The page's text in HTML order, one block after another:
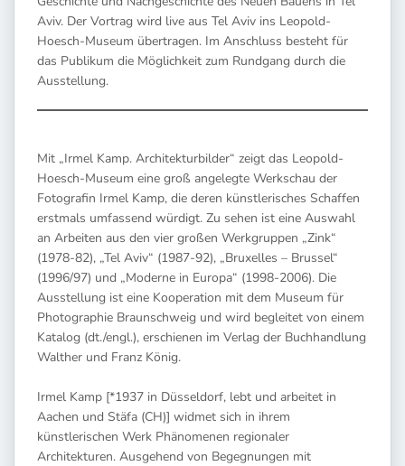
Aviv. Der Vortrag wird live aus Tel Aviv ins Leopold-
Hoesch-Museum übertragen. Im Anschluss besteht für
das Publikum die Möglichkeit zum Rundgang durch die
Ausstellung.
Mit „Irmel Kamp. Architekturbilder“ zeigt das Leopold-
Hoesch-Museum eine groß angelegte Werkschau der
Fotografin Irmel Kamp, die deren künstlerisches Schaffen
erstmals umfassend würdigt. Zu sehen ist eine Auswahl
an Arbeiten aus den vier großen Werkgruppen „Zink“
(1978-82), „Tel Aviv“ (1987-92), „Bruxelles – Brussel“
(1996/97) und „Moderne in Europa“ (1998-2006). Die
Ausstellung ist eine Kooperation mit dem Museum für
Photographie Braunschweig und wird begleitet von einem
Katalog (dt./engl.), erschienen im Verlag der Buchhandlung
Walther und Franz König.
Irmel Kamp [*1937 in Düsseldorf, lebt und arbeitet in
Aachen und Stäfa (CH)] widmet sich in ihrem
künstlerischen Werk Phänomenen regionaler
Architekturen. Ausgehend von Begegnungen mit